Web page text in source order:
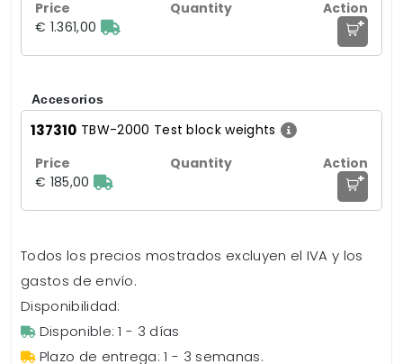
€ 1.361,00 +
Accesorios
137310 TBW-2000 Test block weights
€ 185,00 +
Todos los precios mostrados excluyen el IVA y los
gastos de envío.
Disponibilidad:
Disponible: 1 - 3 días
Plazo de entrega: 1 - 3 semanas.